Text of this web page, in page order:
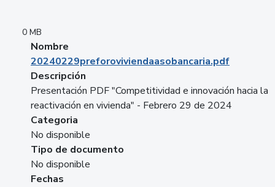
0 MB
Nombre
20240229preforoviviendaasobancaria.pdf
Descripción
Presentación PDF "Competitividad e innovación hacia la
reactivación en vivienda" - Febrero 29 de 2024
Categoria
No disponible
Tipo de documento
No disponible
Fechas